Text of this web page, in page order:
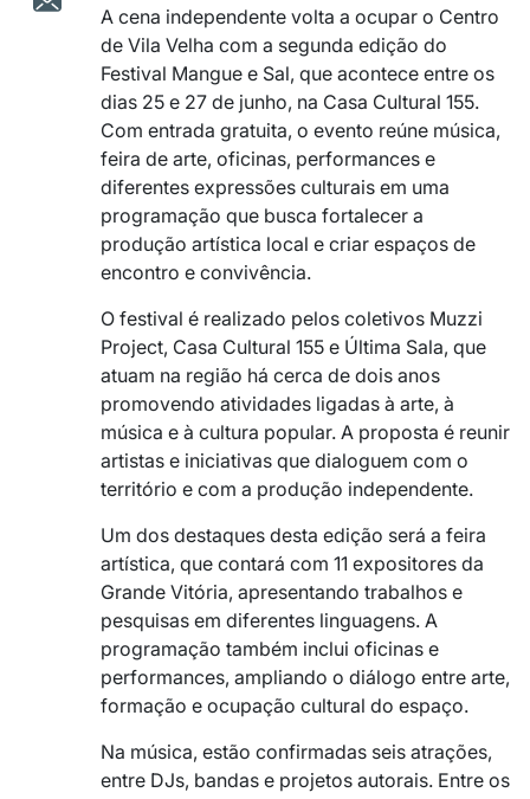
A cena independente volta a ocupar o Centro
de Vila Velha com a segunda edição do
Festival Mangue e Sal, que acontece entre os
dias 25 e 27 de junho, na Casa Cultural 155.
Com entrada gratuita, o evento reúne música,
feira de arte, oficinas, performances e
diferentes expressões culturais em uma
programação que busca fortalecer a
produção artística local e criar espaços de
encontro e convivência.
O festival é realizado pelos coletivos Muzzi
Project, Casa Cultural 155 e Última Sala, que
atuam na região há cerca de dois anos
promovendo atividades ligadas à arte, à
música e à cultura popular. A proposta é reunir
artistas e iniciativas que dialoguem com o
território e com a produção independente.
Um dos destaques desta edição será a feira
artística, que contará com 11 expositores da
Grande Vitória, apresentando trabalhos e
pesquisas em diferentes linguagens. A
programação também inclui oficinas e
performances, ampliando o diálogo entre arte,
formação e ocupação cultural do espaço.
Na música, estão confirmadas seis atrações,
entre DJs, bandas e projetos autorais. Entre os